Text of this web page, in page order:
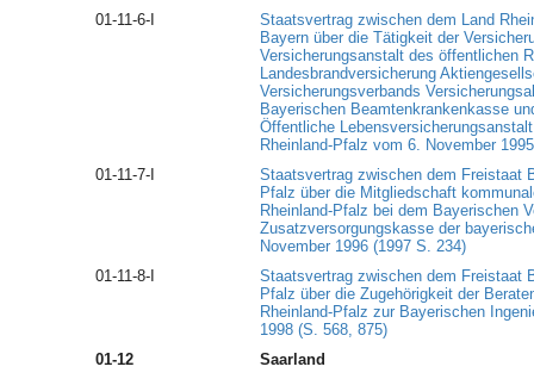
01-11-6-I
Staatsvertrag zwischen dem Land
Bayern über die Tätigkeit der
Versicherungsanstalt des öffentlichen
Landesbrandversicherung
Versicherungsverbands
Bayerischen Beamtenkrankenkasse
Öffentliche
Rheinland-Pfalz vom 6. November
01-11-7-I
Staatsvertrag zwischen dem Freistaat
Pfalz über die Mitgliedschaft
Rheinland-Pfalz bei dem Bayerischen
Zusatzversorgungskasse der
November 1996 (1997 S. 234)
01-11-8-I
Staatsvertrag zwischen dem Freistaat
Pfalz über die Zugehörigkeit der
Rheinland-Pfalz zur Bayerischen
1998 (S. 568, 875)
01-12
Saarland